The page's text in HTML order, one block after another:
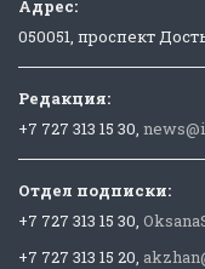
Адрес:
050051, проспект
Редакция:
+7 727 313 15 30,
Отдел подписки:
+7 727 313 15 30,
+7 727 313 15 20,